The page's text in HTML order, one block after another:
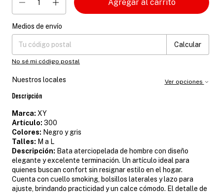
Entregas para el CP:
Medios de envío
Calcular
No sé mi código postal
Nuestros locales Ver opciones
Descripción
Marca: XY
Artículo: 300
Colores: Negro y gris
Talles: M a L
Descripción: Bata aterciopelada de hombre con diseño
elegante y excelente terminación. Un artículo ideal para
quienes buscan confort sin resignar estilo en el hogar.
Cuenta con cuello smoking, bolsillos laterales y lazo para
ajuste, brindando practicidad y un calce cómodo. El detalle de